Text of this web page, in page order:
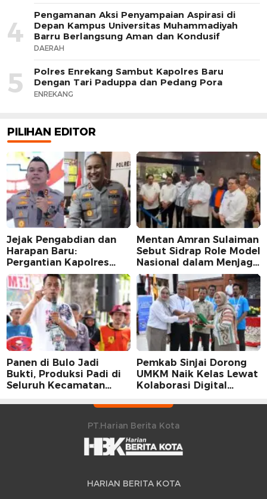
4
Pengamanan Aksi Penyampaian Aspirasi di
Depan Kampus Universitas Muhammadiyah
Barru Berlangsung Aman dan Kondusif
DAERAH
5
Polres Enrekang Sambut Kapolres Baru
Dengan Tari Paduppa dan Pedang Pora
ENREKANG
PILIHAN EDITOR
Jejak Pengabdian dan
Harapan Baru:
Pergantian Kapolres
Sidrap dalam Perspektif
Karier Dua Perwira
Mentan Amran Sulaiman
Sebut Sidrap Role Model
Nasional dalam Menjaga
Stabilitas Harga Telur
Panen di Bulo Jadi
Bukti, Produksi Padi di
Seluruh Kecamatan
Pemkab Sinjai Dorong
UMKM Naik Kelas Lewat
Kolaborasi Digital
PT.Harian Berita Kota
HARIAN BERITA KOTA